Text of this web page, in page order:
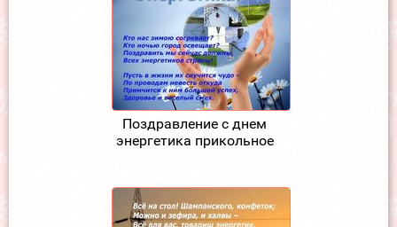
Поздравление с днем
энергетика прикольное